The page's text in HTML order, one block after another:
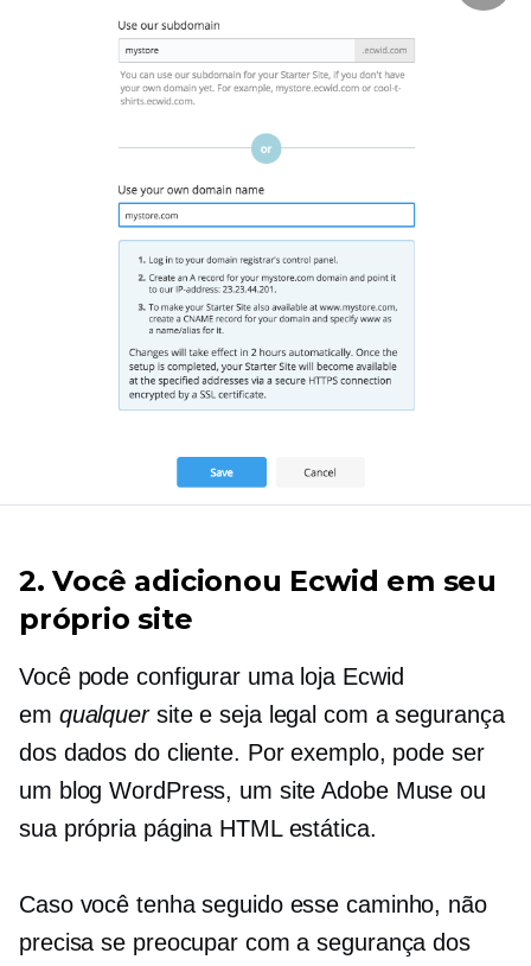
2. Você adicionou Ecwid em seu
próprio site
Você pode configurar uma loja Ecwid
em qualquersite e seja legal com a segurança
dos dados do cliente. Por exemplo, pode ser
um blog WordPress, um site Adobe Muse ou
sua própria página HTML estática.
Caso você tenha seguido esse caminho, não
precisa se preocupar com a segurança dos